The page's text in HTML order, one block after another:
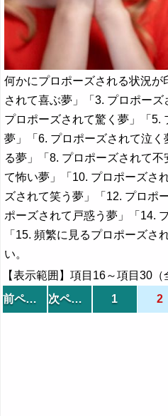
何かにプロポーズされる状況
されて喜ぶ夢」「3. プロポー
プロポーズされて驚く夢」「5.
夢」「6. プロポーズされて泣
る夢」「8. プロポーズされて
て怖い夢」「10. プロポーズさ
ズされて笑う夢」「12. プロポ
ポーズされて戸惑う夢」「14.
「15. 頻繁に見るプロポーズさ
い。
【表示範囲】項目16～項目30（
前ページ
次ページ 1 2